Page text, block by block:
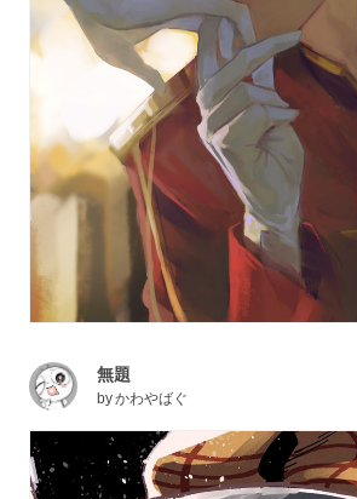
無題
byかわやばぐ